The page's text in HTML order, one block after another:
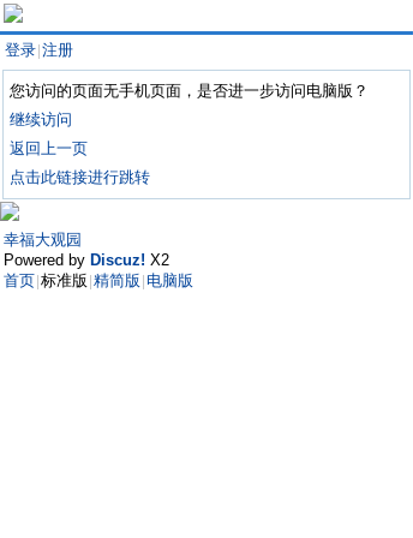
登录 注册
您访问的页面无手机页面，是否进一步访问电脑版？
继续访问
返回上一页
点击此链接进行跳转
幸福大观园
Powered by Discuz! X2
首页 标准版 精简版 电脑版